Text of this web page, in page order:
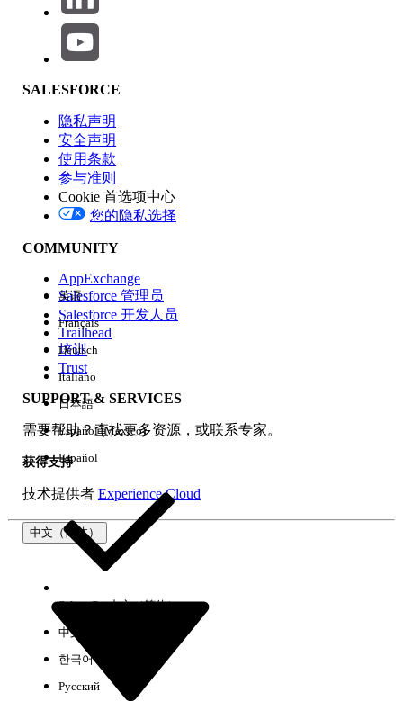
功能影响
版本
体验
SALESFORCE
隐私声明
安全声明
使用条款
参与准则
Cookie 首选项中心
您的隐私选择
COMMUNITY
AppExchange
Salesforce 管理员
Salesforce 开发人员
Trailhead
培训
Trust
SUPPORT & SERVICES
需要帮助？查找更多资源，或联系专家。
获得支持
技术提供者 Experience Cloud
中文（简体）
英语
Français
Deutsch
Italiano
日本語
Español (México)
Español
Select Org中文（简体）
中文（繁体）
한국어
Русский